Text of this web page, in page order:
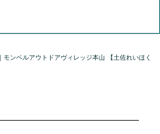
ンベルアウトドアヴィレッジ本山 【土佐れいほく